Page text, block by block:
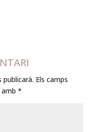
publicarà. Els camps
*